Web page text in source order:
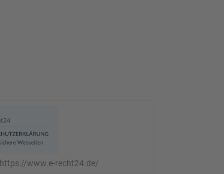
https://www.e-recht24.de/